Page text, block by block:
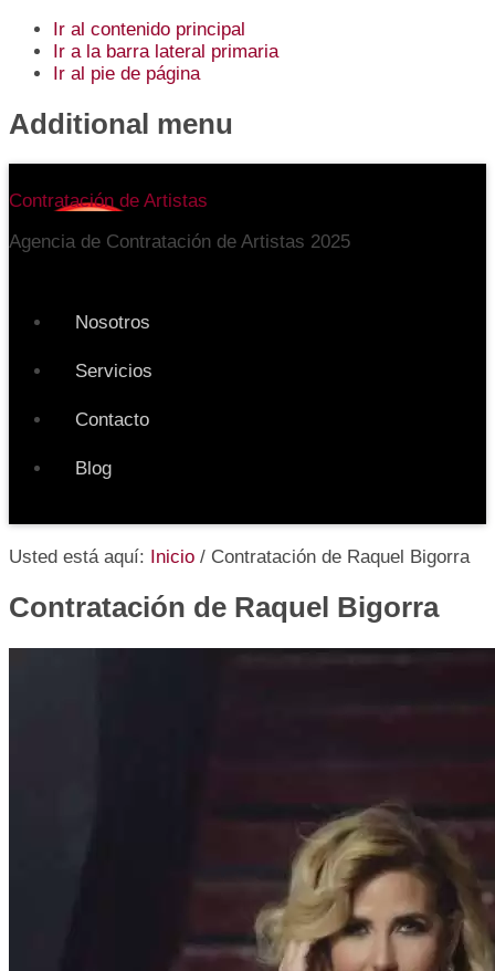
Ir al contenido principal
Ir a la barra lateral primaria
Ir al pie de página
Additional menu
Contratación de Artistas
Agencia de Contratación de Artistas 2025
Nosotros
Servicios
Contacto
Blog
Usted está aquí: Inicio / Contratación de Raquel Bigorra
Contratación de Raquel Bigorra